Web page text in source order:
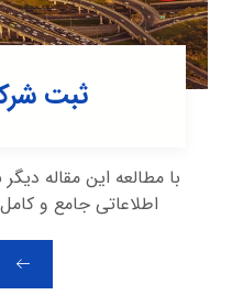
ثبت
با مطالعه این مقاله
اطلاعاتی جامع و